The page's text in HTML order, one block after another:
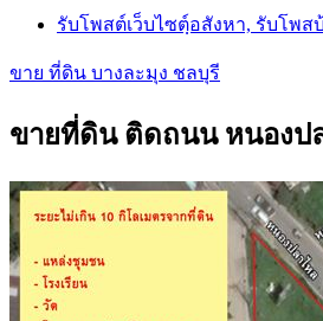
รับโพสต์เว็บไซตฺ์อสังหา, รับโพ
ขาย ที่ดิน บางละมุง ชลบุรี
ขายที่ดิน ติดถนน หนองปล